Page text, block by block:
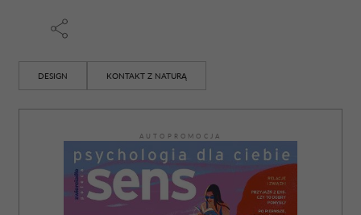
DESIGN KONTAKT Z NATURĄ
AUTOPROMOCJA